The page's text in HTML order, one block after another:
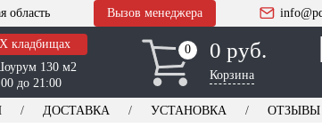
область Вызов менеджера
кладбищах
130 м2
до 21:00
0
0 0 руб.
Корзина
ДОСТАВКА УСТАНОВКА ОТЗЫВЫ